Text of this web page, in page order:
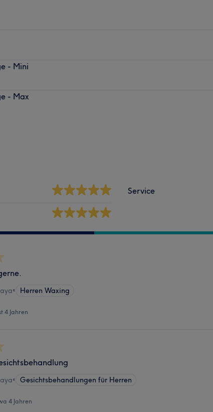
- Mini
- Max
Service
• Herren Waxing
4 Jahren
• Gesichtsbehandlungen für Herren
4 Jahren